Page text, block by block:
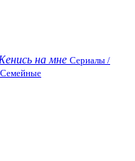
на мне Сериалы /